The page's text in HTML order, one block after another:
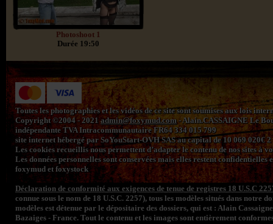
Photoshoot 1
Durée 19:50
Toutes les photographies et les vidéos de ce site sont soumises aux lois
Copyright ©2004 - 2021admin@foxymud.com- Alain.CASSAIGNE Le
indépendante TVA Intracommunautaire FR64 334 015 799
site internet hébergé par SoYouStart-OVH SAS au capital de 10 069 020€
Les cookies recueillis nous permettent d’adapter le contenu de nos sites à
Les données personnelles sont conservées mais elles restent
foxymud et foxystock
Déclaration de conformité aux exigences de tenue de registres 18 U.S.C
connue sous le nom de 18 U.S.C. 2257), tous les modèles situés dans
modèles est détenue par le dépositaire des dossiers, qui est : Alain
Bazaiges - France. Tout le contenu et les images sont entièrement